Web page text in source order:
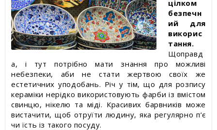
цілком
безпечн
ий для
викорис
тання.
Щоправд
а, і тут потрібно мати знання про можливі
небезпеки, аби не стати жертвою своїх же
естетичних уподобань. Річ у тім, що для розпису
кераміки нерідко використовують фарби із вмістом
свинцю, нікелю та міді. Красивих барвників може
вистачити, щоб отруїти людину, яка регулярно п’є
чи їсть із такого посуду.